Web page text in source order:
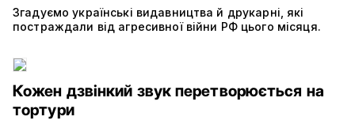
Згадуємо українські видавництва й друкарні, які
постраждали від агресивної війни РФ цього місяця.
Кожен дзвінкий звук перетворюється на
тортури